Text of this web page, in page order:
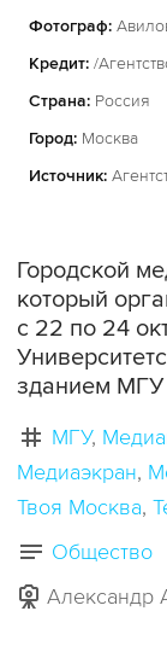
Фотограф:
Кредит: /
Страна: Россия
Город: Москва
Источник:
Городской
который
с 22 по 24
зданием
МГУ
Медиаэкран
Твоя Москва
Общество
Александр